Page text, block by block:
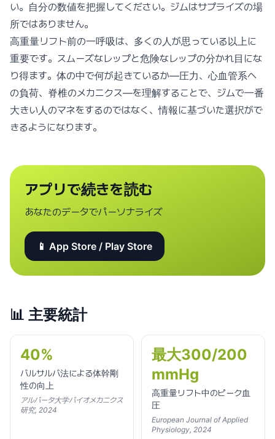
い。自分の数値を把握してください。ジムはサプライズの場
所ではありません。
高重量リフト前の一呼吸は、多くの人が思っている以上に
重要です。スムーズなレップと危険なレップの分かれ目にな
り得ます。体の中で何が起きているか—圧力、心血管系へ
の負荷、脊椎のメカニクス—を理解することで、ジムで一番
大きい人のマネをするのではなく、情報に基づいた選択がで
きるようになります。
アプリで続きを読む
あなたのデータでパーソナライズ
📱 App Store / Play Store
📊 主要統計
40%
バルサルバ法による体幹剛
性の向上
アルバータ大学バイオメカニクス
研究, 2024
最大300/200
mmHg
高重量リフト中のピーク血
圧
European Journal of Applied
Physiology, 2024